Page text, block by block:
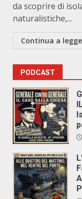
da scoprire di
naturalistiche,...
Continua a
PODCAST